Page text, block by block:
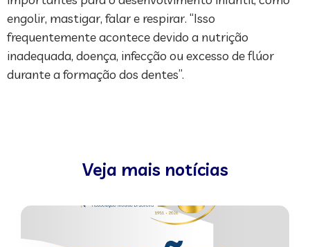
engolir, mastigar, falar e respirar. “Isso
frequentemente acontece devido a nutrição
inadequada, doença, infecção ou excesso de flúor
durante a formação dos dentes”.
Veja mais notícias